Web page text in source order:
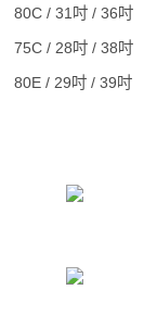
80C / 31吋 / 36吋
75C / 28吋 / 38吋
80E / 29吋 / 39吋